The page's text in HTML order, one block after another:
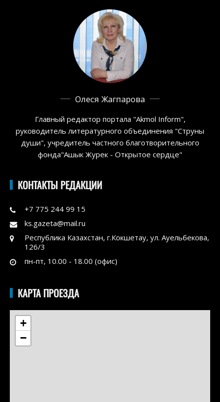
Олеся Жагпарова
Главный редактор портала "Akmol Inform",
руководитель литературного объединения "Струны
души", учредитель частного благотворительного
фонда"Ашык Журек - Открытое сердце"
КОНТАКТЫ РЕДАКЦИИ
+7 775 244 99 15
ks.gazeta@mail.ru
Республика Казахстан, г.Кокшетау, ул. Ауельбекова,
126/3
пн-пт, 10.00 - 18.00 (офис)
КАРТА ПРОЕЗДА
+
−